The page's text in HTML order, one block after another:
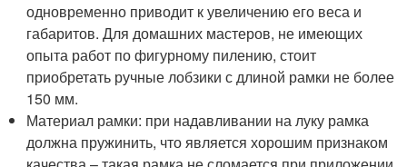
одновременно приводит к увеличению его веса и
габаритов. Для домашних мастеров, не имеющих
опыта работ по фигурному пилению, стоит
приобретать ручные лобзики с длиной рамки не более
150 мм.
Материал рамки: при надавливании на луку рамка
должна пружинить, что является хорошим признаком